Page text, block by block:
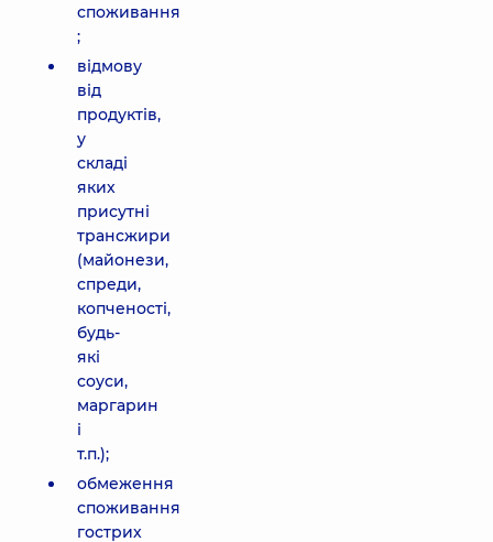
споживання
;
відмову
від
продуктів,
у
складі
яких
присутні
трансжири
(майонези,
спреди,
копченості,
будь-
які
соуси,
маргарин
і
т.п.);
обмеження
споживання
гострих